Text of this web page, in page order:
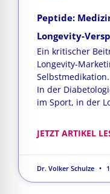
Peptide:
Longevity-
Ein kritischer
Longevity-
In der
im Sport, in der
JETZT ARTIKEL
Dr. Volker Schulze